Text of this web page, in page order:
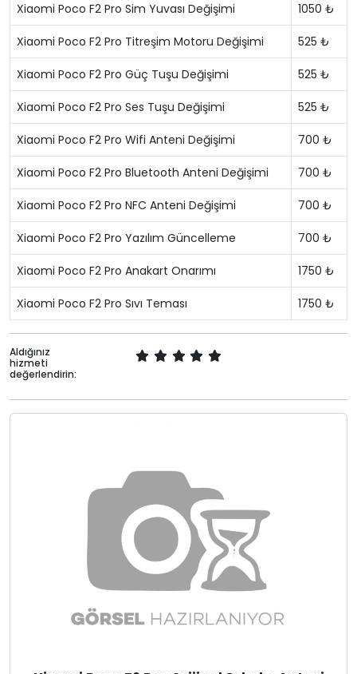
Xiaomi Poco F2 Pro Sim Yuvası Değişimi 1050 ₺
Xiaomi Poco F2 Pro Titreşim Motoru Değişimi 525 ₺
Xiaomi Poco F2 Pro Güç Tuşu Değişimi 525 ₺
Xiaomi Poco F2 Pro Ses Tuşu Değişimi 525 ₺
Xiaomi Poco F2 Pro Wifi Anteni Değişimi 700 ₺
Xiaomi Poco F2 Pro Bluetooth Anteni Değişimi 700 ₺
Xiaomi Poco F2 Pro NFC Anteni Değişimi 700 ₺
Xiaomi Poco F2 Pro Yazılım Güncelleme 700 ₺
Xiaomi Poco F2 Pro Anakart Onarımı 1750 ₺
Xiaomi Poco F2 Pro Sıvı Teması 1750 ₺
Aldığınız
hizmeti
değerlendirin: